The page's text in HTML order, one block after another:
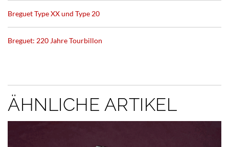
Breguet Type XX und Type 20
Breguet: 220 Jahre Tourbillon
ÄHNLICHE ARTIKEL